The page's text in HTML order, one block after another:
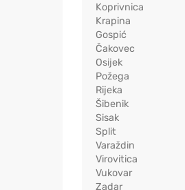
Koprivnica
Krapina
Gospić
Čakovec
Osijek
Požega
Rijeka
Šibenik
Sisak
Split
Varaždin
Virovitica
Vukovar
Zadar